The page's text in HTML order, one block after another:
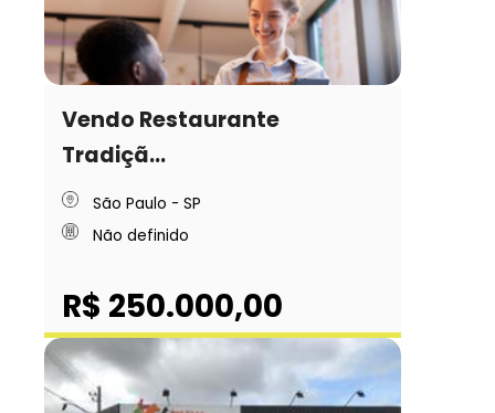
Vendo Restaurante
Tradiçã...
São Paulo - SP
Não definido
R$ 250.000,00